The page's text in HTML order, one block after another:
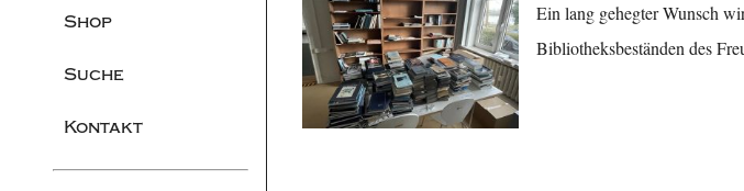
Shop
Suche
Kontakt
Ein lang gehegter Wunsch
Bibliotheksbeständen des